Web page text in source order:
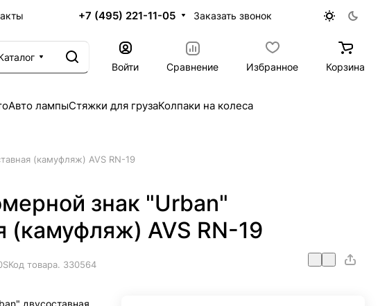
+7 (495) 221-11-05 Заказать звонок
Войти
Сравнение Избранное Корзина
Авто лампыСтяжки для грузаКолпаки на колеса
(камуфляж) AVS RN-19
знак "Urban"
(камуфляж) AVS RN-19
Код товара. 330564
двусоставная